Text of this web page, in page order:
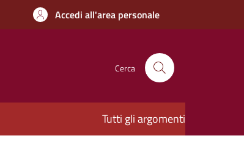
Accedi all'area personale
Cerca
Tutti gli argomenti